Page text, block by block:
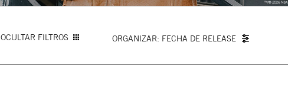
OCULTAR FILTROS FECHA DE RELEASE